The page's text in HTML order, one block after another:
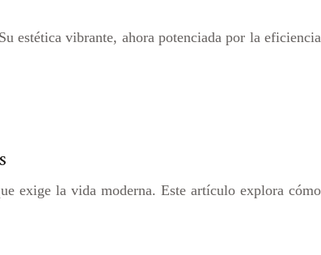
estética vibrante, ahora potenciada por la eficiencia
exige la vida moderna. Este artículo explora cómo